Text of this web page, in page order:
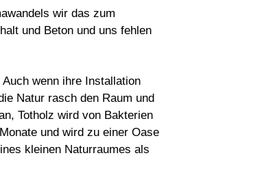
wir das zum
und Beton und uns fehlen
wenn ihre Installation
Natur rasch den Raum und
Totholz wird von Bakterien
und wird zu einer Oase
kleinen Naturraumes als